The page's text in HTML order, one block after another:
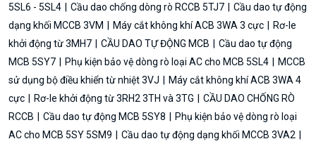
5SL6 - 5SL4
Cầu dao chống dòng rò RCCB 5TJ7
Cầu dao tự động
dạng khối MCCB 3VM
Máy cắt không khí ACB 3WA 3 cực
Rơ-le
khởi động từ 3MH7
CẦU DAO TỰ ĐỘNG MCB
Cầu dao tự động
MCB 5SY7
Phụ kiện bảo vệ dòng rò loại AC cho MCB 5SL4
MCCB
sử dụng bộ điều khiển từ nhiệt 3VJ
Máy cắt không khí ACB 3WA 4
cực
Rơ-le khởi động từ 3RH2 3TH và 3TG
CẦU DAO CHỐNG RÒ
RCCB
Cầu dao tự động MCB 5SY8
Phụ kiện bảo vệ dòng rò loại
AC cho MCB 5SY 5SM9
Cầu dao tự động dạng khối MCCB 3VA2